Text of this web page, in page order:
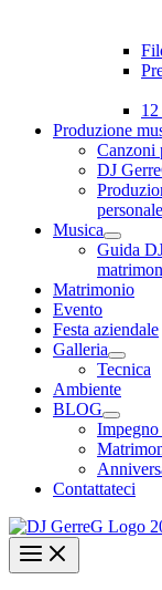
Produzione
Canzoni
DJ
Musica
Guida
Matrimonio
Evento
Festa aziendale
Galleria
Tecnica
Ambiente
BLOG
Impegno
Contattateci